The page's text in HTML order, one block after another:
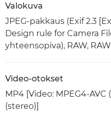
Valokuva
JPEG-pakkaus (Exif 2.3
Design rule for Camera
yhteensopiva), RAW,
Video-otokset
MP4 [Video: MPEG4-AVC
(stereo)]